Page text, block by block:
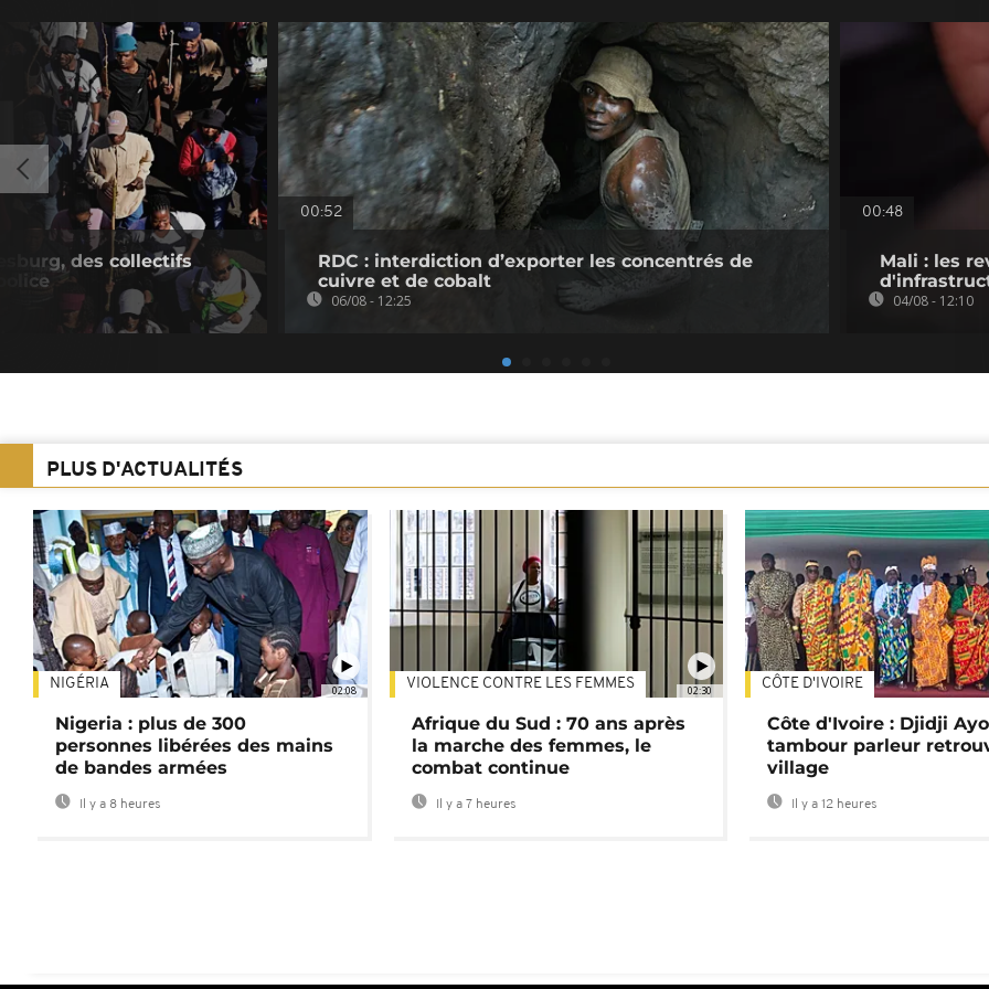
des collectifs
00:52
RDC : interdiction d’exporter les concentrés de
cuivre et de cobalt
06/08 - 12:25
00:48
Mali : les
04/08 - 12:10
PLUS D'ACTUALITÉS
02:08
NIGÉRIA
Nigeria : plus de 300
personnes libérées des mains
de bandes armées
Il y a 8 heures
02:30
VIOLENCE CONTRE LES FEMMES
Afrique du Sud : 70 ans après
la marche des femmes, le
combat continue
Il y a 7 heures
CÔTE D'IVOIRE
Côte d'Ivoire : Djidji
tambour parleur
village
Il y a 12 heures